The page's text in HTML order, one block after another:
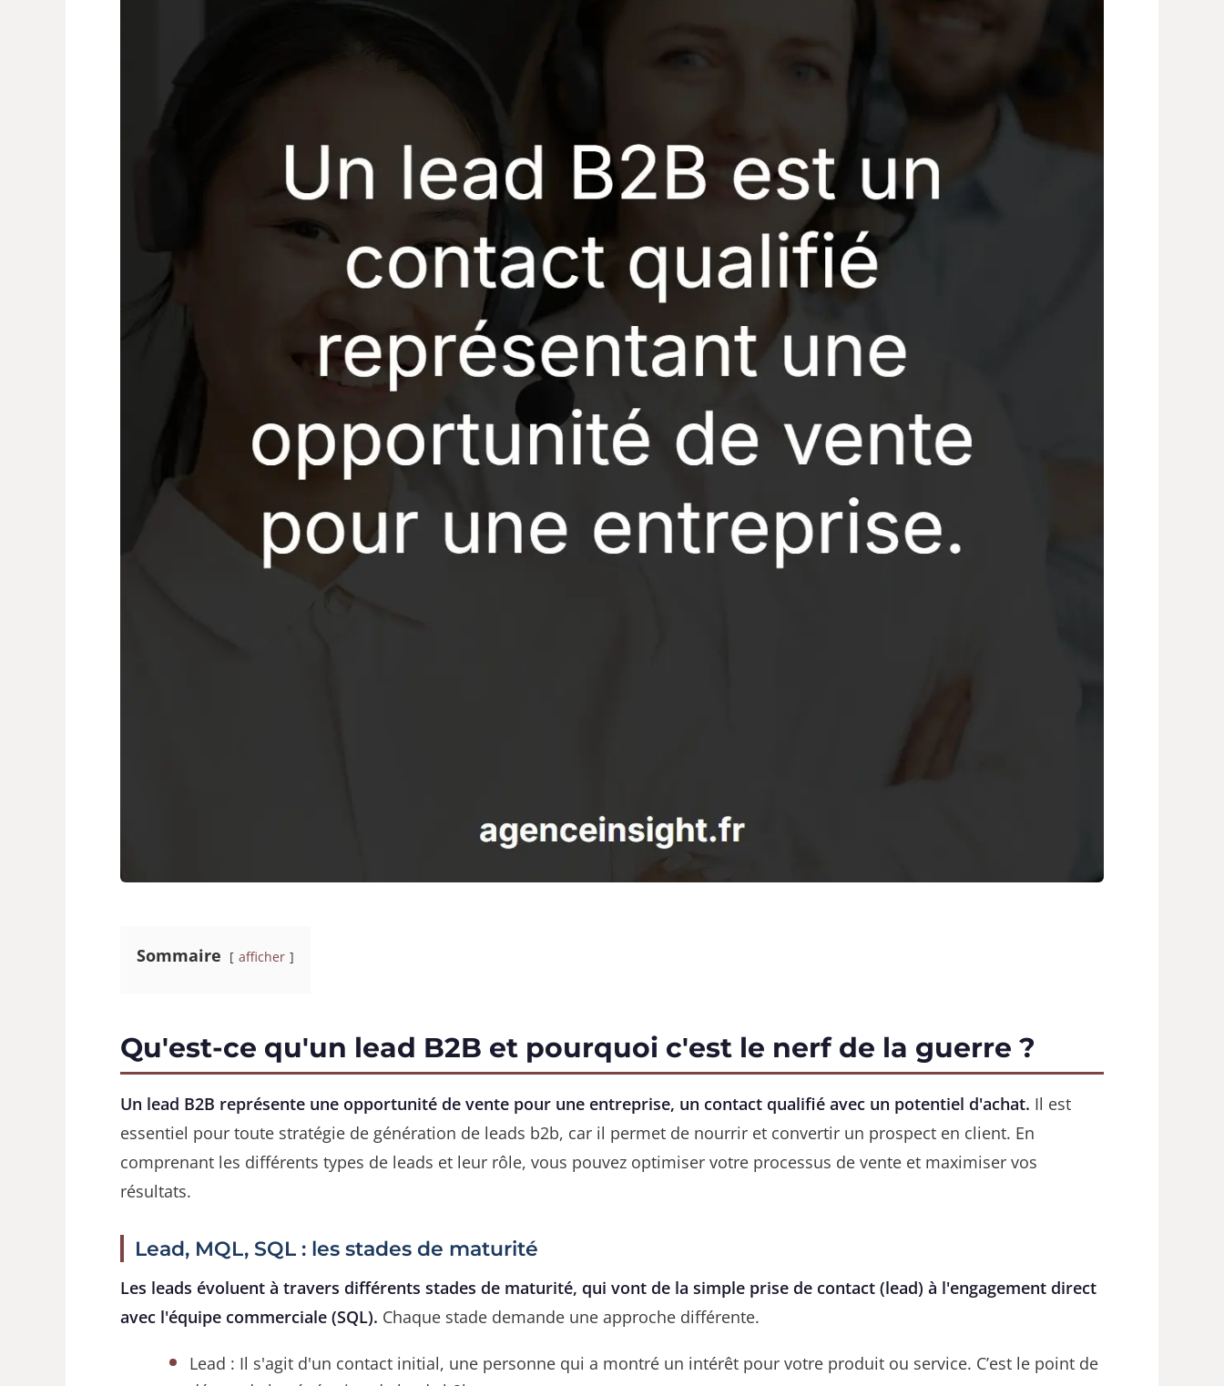
Sommaire afficher
Qu'est-ce qu'un lead B2B et pourquoi c'est le nerf de la guerre ?
Un lead B2B représente une opportunité de vente pour une entreprise, un contact qualifié avec un potentiel d'achat. Il est
essentiel pour toute stratégie de génération de leads b2b, car il permet de nourrir et convertir un prospect en client. En
comprenant les différents types de leads et leur rôle, vous pouvez optimiser votre processus de vente et maximiser vos
résultats.
Lead, MQL, SQL : les stades de maturité
Les leads évoluent à travers différents stades de maturité, qui vont de la simple prise de contact (lead) à l'engagement direct
avec l'équipe commerciale (SQL). Chaque stade demande une approche différente.
Lead : Il s'agit d'un contact initial, une personne qui a montré un intérêt pour votre produit ou service. C’est le point de